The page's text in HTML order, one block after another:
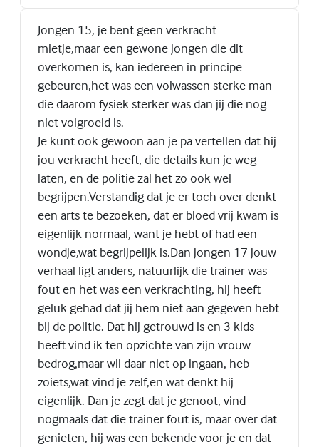
Jongen 15, je bent geen verkracht
mietje,maar een gewone jongen die dit
overkomen is, kan iedereen in principe
gebeuren,het was een volwassen sterke man
die daarom fysiek sterker was dan jij die nog
niet volgroeid is.
Je kunt ook gewoon aan je pa vertellen dat hij
jou verkracht heeft, die details kun je weg
laten, en de politie zal het zo ook wel
begrijpen.Verstandig dat je er toch over denkt
een arts te bezoeken, dat er bloed vrij kwam is
eigenlijk normaal, want je hebt of had een
wondje,wat begrijpelijk is.Dan jongen 17 jouw
verhaal ligt anders, natuurlijk die trainer was
fout en het was een verkrachting, hij heeft
geluk gehad dat jij hem niet aan gegeven hebt
bij de politie. Dat hij getrouwd is en 3 kids
heeft vind ik ten opzichte van zijn vrouw
bedrog,maar wil daar niet op ingaan, heb
zoiets,wat vind je zelf,en wat denkt hij
eigenlijk. Dan je zegt dat je genoot, vind
nogmaals dat die trainer fout is, maar over dat
genieten, hij was een bekende voor je en dat